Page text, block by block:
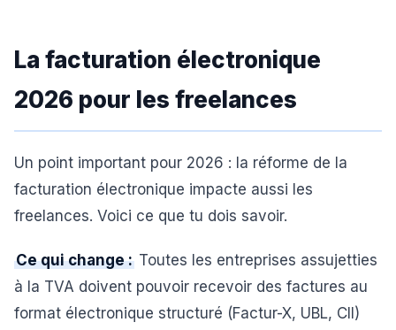
La facturation électronique
2026 pour les freelances
Un point important pour 2026 : la réforme de la
facturation électronique impacte aussi les
freelances. Voici ce que tu dois savoir.
Ce qui change : Toutes les entreprises assujetties
à la TVA doivent pouvoir recevoir des factures au
format électronique structuré (Factur-X, UBL, CII)